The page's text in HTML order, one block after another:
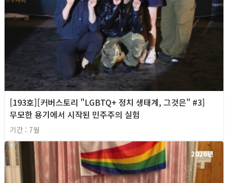
[193호][커버스토리 "LGBTQ+ 정치 생태계, 그것은" #3]
무모한 용기에서 시작된 민주주의 실험
기간 : 7월
2026년